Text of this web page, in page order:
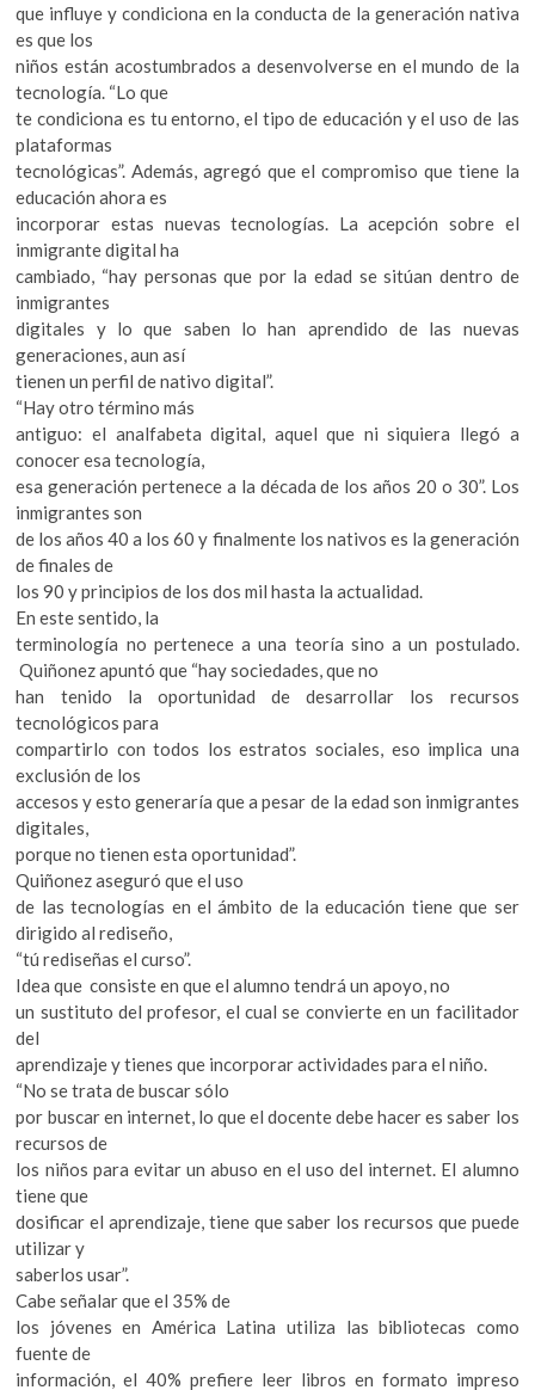
que influye y condiciona en la conducta de la generación nativa
es que los
niños están acostumbrados a desenvolverse en el mundo de la
tecnología. “Lo que
te condiciona es tu entorno, el tipo de educación y el uso de las
plataformas
tecnológicas”. Además, agregó que el compromiso que tiene la
educación ahora es
incorporar estas nuevas tecnologías. La acepción sobre el
inmigrante digital ha
cambiado, “hay personas que por la edad se sitúan dentro de
inmigrantes
digitales y lo que saben lo han aprendido de las nuevas
generaciones, aun así
tienen un perfil de nativo digital”.
“Hay otro término más
antiguo: el analfabeta digital, aquel que ni siquiera llegó a
conocer esa tecnología,
esa generación pertenece a la década de los años 20 o 30”. Los
inmigrantes son
de los años 40 a los 60 y finalmente los nativos es la generación
de finales de
los 90 y principios de los dos mil hasta la actualidad.
En este sentido, la
terminología no pertenece a una teoría sino a un postulado.
Quiñonez apuntó que “hay sociedades, que no
han tenido la oportunidad de desarrollar los recursos
tecnológicos para
compartirlo con todos los estratos sociales, eso implica una
exclusión de los
accesos y esto generaría que a pesar de la edad son inmigrantes
digitales,
porque no tienen esta oportunidad”.
Quiñonez aseguró que el uso
de las tecnologías en el ámbito de la educación tiene que ser
dirigido al rediseño,
“tú rediseñas el curso”.
Idea que consiste en que el alumno tendrá un apoyo, no
un sustituto del profesor, el cual se convierte en un facilitador
del
aprendizaje y tienes que incorporar actividades para el niño.
“No se trata de buscar sólo
por buscar en internet, lo que el docente debe hacer es saber los
recursos de
los niños para evitar un abuso en el uso del internet. El alumno
tiene que
dosificar el aprendizaje, tiene que saber los recursos que puede
utilizar y
saberlos usar”.
Cabe señalar que el 35% de
los jóvenes en América Latina utiliza las bibliotecas como
fuente de
información, el 40% prefiere leer libros en formato impreso